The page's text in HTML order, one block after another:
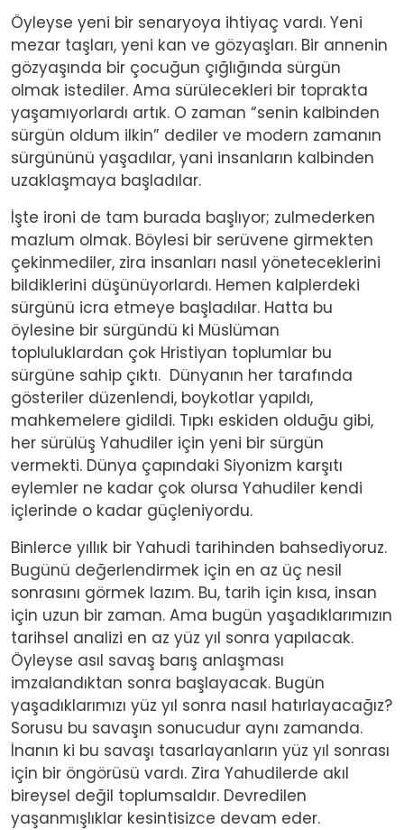
Öyleyse yeni bir senaryoya ihtiyaç vardı. Yeni
mezar taşları, yeni kan ve gözyaşları. Bir annenin
gözyaşında bir çocuğun çığlığında sürgün
olmak istediler. Ama sürülecekleri bir toprakta
yaşamıyorlardı artık. O zaman “senin kalbinden
sürgün oldum ilkin” dediler ve modern zamanın
sürgününü yaşadılar, yani insanların kalbinden
uzaklaşmaya başladılar.
İşte ironi de tam burada başlıyor; zulmederken
mazlum olmak. Böylesi bir serüvene girmekten
çekinmediler, zira insanları nasıl yöneteceklerini
bildiklerini düşünüyorlardı. Hemen kalplerdeki
sürgünü icra etmeye başladılar. Hatta bu
öylesine bir sürgündü ki Müslüman
topluluklardan çok Hristiyan toplumlar bu
sürgüne sahip çıktı. Dünyanın her tarafında
gösteriler düzenlendi, boykotlar yapıldı,
mahkemelere gidildi. Tıpkı eskiden olduğu gibi,
her sürülüş Yahudiler için yeni bir sürgün
vermekti. Dünya çapındaki Siyonizm karşıtı
eylemler ne kadar çok olursa Yahudiler kendi
içlerinde o kadar güçleniyordu.
Binlerce yıllık bir Yahudi tarihinden bahsediyoruz.
Bugünü değerlendirmek için en az üç nesil
sonrasını görmek lazım. Bu, tarih için kısa, insan
için uzun bir zaman. Ama bugün yaşadıklarımızın
tarihsel analizi en az yüz yıl sonra yapılacak.
Öyleyse asıl savaş barış anlaşması
imzalandıktan sonra başlayacak. Bugün
yaşadıklarımızı yüz yıl sonra nasıl hatırlayacağız?
Sorusu bu savaşın sonucudur aynı zamanda.
İnanın ki bu savaşı tasarlayanların yüz yıl sonrası
için bir öngörüsü vardı. Zira Yahudilerde akıl
bireysel değil toplumsaldır. Devredilen
yaşanmışlıklar kesintisizce devam eder.